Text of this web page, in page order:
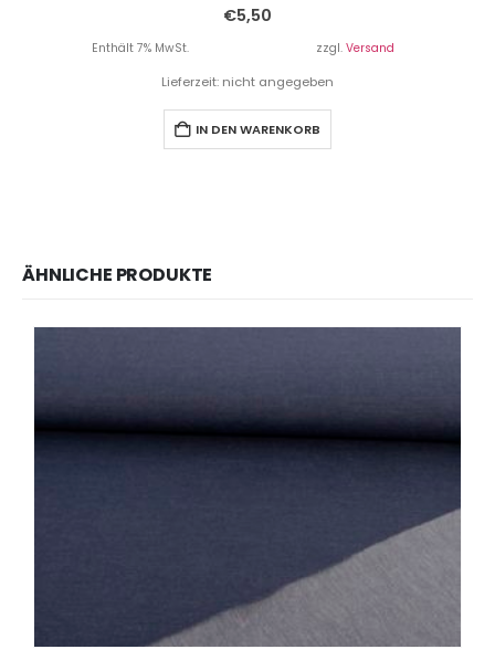
€5,50
Enthält 7% MwSt. zzgl. Versand
Lieferzeit: nicht angegeben
IN DEN WARENKORB
ÄHNLICHE PRODUKTE